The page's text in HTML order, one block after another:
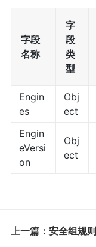
字段
名称
字
段
类
型
Engin
es
Obj
ect
Engin
eVersi
on
Obj
ect
上一篇：安全组规则